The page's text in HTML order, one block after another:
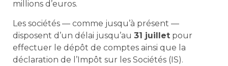
millions d’euros.
Les sociétés — comme jusqu’à présent —
disposent d’un délai jusqu’au 31 juillet pour
effectuer le dépôt de comptes ainsi que la
déclaration de l’Impôt sur les Sociétés (IS).